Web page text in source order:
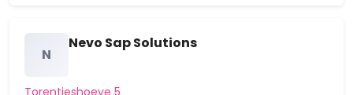
Fatima
Gesworen Hoek
N
Nevo Sap Solutions
Torentjeshoeve 5